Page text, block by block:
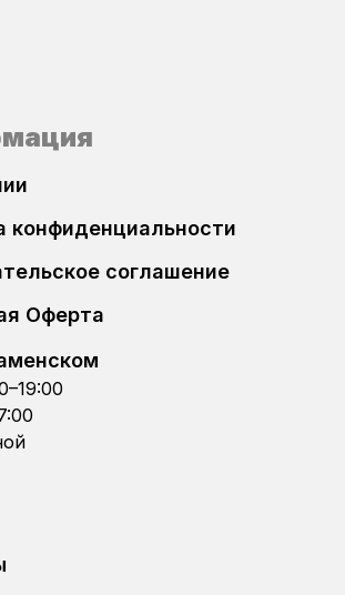
конфиденциальности
соглашение
Оферта